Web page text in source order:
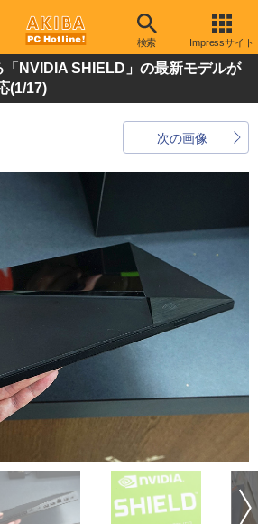
検索 Impressサイト
「NVIDIA SHIELD」の最新モデルが
(1/17)
次の画像